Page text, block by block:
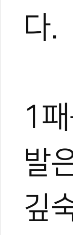
다.
1
발
깊